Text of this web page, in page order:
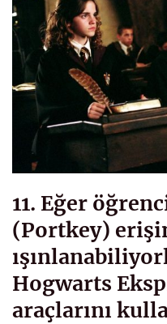
11. Eğer
(Portkey)
Hogwarts
araçlarını